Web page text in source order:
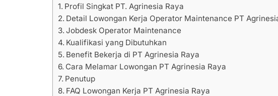
Profil Singkat PT. Agrinesia Raya
Detail Lowongan Kerja Operator Maintenance PT
Jobdesk Operator Maintenance
Kualifikasi yang Dibutuhkan
Benefit Bekerja di PT Agrinesia Raya
Cara Melamar Lowongan PT Agrinesia Raya
Penutup
FAQ Lowongan Kerja PT Agrinesia Raya